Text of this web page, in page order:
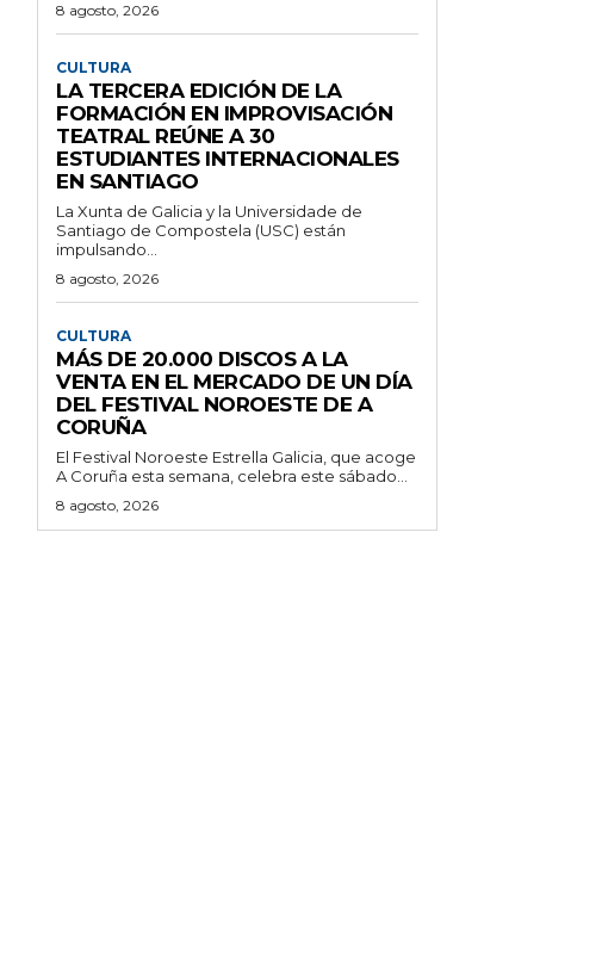
8 agosto, 2026
CULTURA
LA TERCERA EDICIÓN DE LA
FORMACIÓN EN IMPROVISACIÓN
TEATRAL REÚNE A 30
ESTUDIANTES INTERNACIONALES
EN SANTIAGO
La Xunta de Galicia y la Universidade de
Santiago de Compostela (USC) están
impulsando...
8 agosto, 2026
CULTURA
MÁS DE 20.000 DISCOS A LA
VENTA EN EL MERCADO DE UN DÍA
DEL FESTIVAL NOROESTE DE A
CORUÑA
El Festival Noroeste Estrella Galicia, que acoge
A Coruña esta semana, celebra este sábado...
8 agosto, 2026